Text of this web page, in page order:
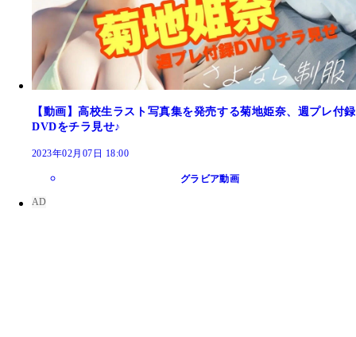
【動画】高校生ラスト写真集を発売する菊地姫奈、週プレ付録
DVDをチラ見せ♪
2023年02月07日 18:00
グラビア動画